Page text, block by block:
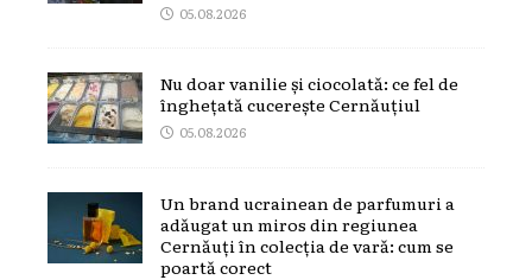
05.08.2026
Nu doar vanilie și ciocolată: ce fel de
înghețată cucerește Cernăuțiul
05.08.2026
Un brand ucrainean de parfumuri a
adăugat un miros din regiunea
Cernăuți în colecția de vară: cum se
poartă corect